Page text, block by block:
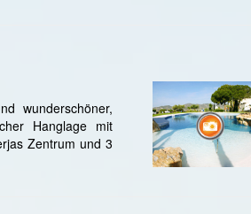
wunderschöner,
Hanglage mit
Zentrum und 3